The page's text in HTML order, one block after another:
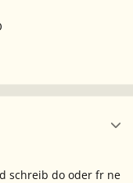
schreib do oder fr ne